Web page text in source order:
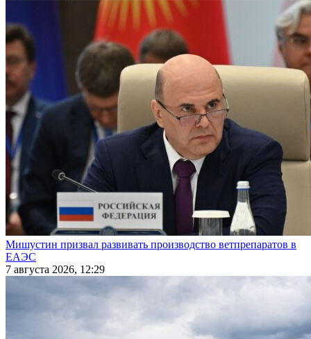
Мишустин призвал развивать производство ветпрепаратов в
ЕАЭС
7 августа 2026, 12:29